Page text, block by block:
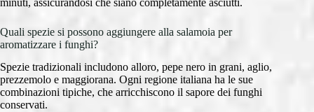
Quali spezie si possono aggiungere alla salamoia per
aromatizzare i funghi?
Spezie tradizionali includono alloro, pepe nero in grani, aglio,
prezzemolo e maggiorana. Ogni regione italiana ha le sue
combinazioni tipiche, che arricchiscono il sapore dei funghi
conservati.